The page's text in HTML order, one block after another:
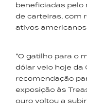
beneficiadas
de carteiras, com
ativos
“O gatilho para o
dólar veio hoje da
recomendação
exposição às
ouro voltou a